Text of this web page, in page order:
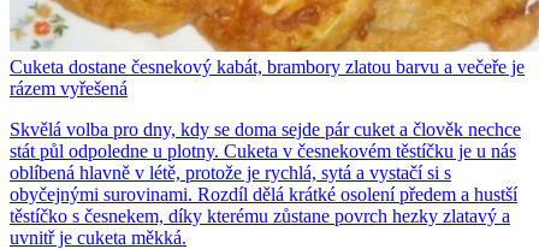
Cuketa dostane česnekový kabát, brambory zlatou barvu a večeře je
rázem vyřešená
Skvělá volba pro dny, kdy se doma sejde pár cuket a člověk nechce
stát půl odpoledne u plotny. Cuketa v česnekovém těstíčku je u nás
oblíbená hlavně v létě, protože je rychlá, sytá a vystačí si s
obyčejnými surovinami. Rozdíl dělá krátké osolení předem a hustší
těstíčko s česnekem, díky kterému zůstane povrch hezky zlatavý a
uvnitř je cuketa měkká.